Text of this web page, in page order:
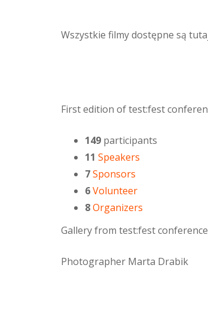
Wszystkie filmy dostępne są
First edition of test:fest
149 participants
11 Speakers
7Sponsors
6Volunteer
8Organizers
Gallery from test:fest
Photographer Marta Drabik